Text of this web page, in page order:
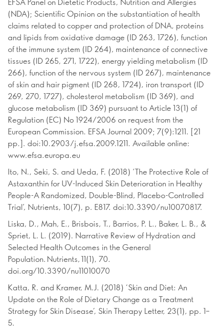
(NDA); Scientific Opinion on the substantiation of health
claims related to copper and protection of DNA, proteins
and lipids from oxidative damage (ID 263, 1726), function
of the immune system (ID 264), maintenance of connective
tissues (ID 265, 271, 1722), energy yielding metabolism (ID
266), function of the nervous system (ID 267), maintenance
of skin and hair pigment (ID 268, 1724), iron transport (ID
269, 270, 1727), cholesterol metabolism (ID 369), and
glucose metabolism (ID 369) pursuant to Article 13(1) of
Regulation (EC) No 1924/2006 on request from the
European Commission. EFSA Journal 2009; 7(9):1211. [21
pp.]. doi:10.2903/j.efsa.2009.1211. Available online:
www.efsa.europa.eu
Ito, N., Seki, S. and Ueda, F. (2018) ‘The Protective Role of
Astaxanthin for UV-Induced Skin Deterioration in Healthy
People-A Randomized, Double-Blind, Placebo-Controlled
Trial’, Nutrients, 10(7), p. E817. doi:10.3390/nu10070817.
Liska, D., Mah, E., Brisbois, T., Barrios, P. L., Baker, L. B., &
Spriet, L. L. (2019). Narrative Review of Hydration and
Selected Health Outcomes in the General
Population. Nutrients, 11(1), 70.
doi.org/10.3390/nu11010070
Katta, R. and Kramer, M.J. (2018) ‘Skin and Diet: An
Update on the Role of Dietary Change as a Treatment
Strategy for Skin Disease’, Skin Therapy Letter, 23(1), pp. 1–
5.